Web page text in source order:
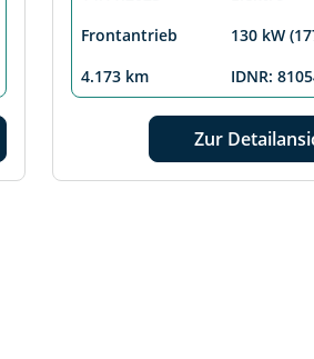
Frontantrieb
130 kW
4.173 km
IDNR:
Zur